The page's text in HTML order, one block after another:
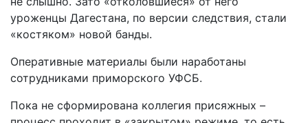
уроженцы Дагестана, по версии следствия, стали
«костяком» новой банды.
Оперативные материалы были наработаны
сотрудниками приморского УФСБ.
Пока не сформирована коллегия присяжных –